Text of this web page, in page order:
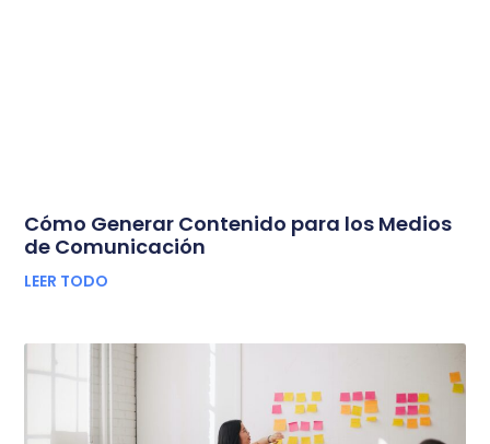
Cómo Generar Contenido para los Medios
de Comunicación
LEER TODO